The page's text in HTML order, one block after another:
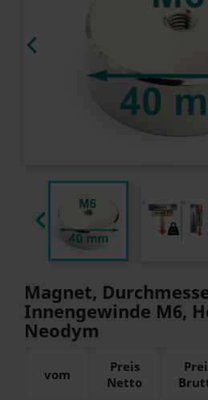


Magnet,
Innengewinde M6,
Neodym
vom
Preis
Netto